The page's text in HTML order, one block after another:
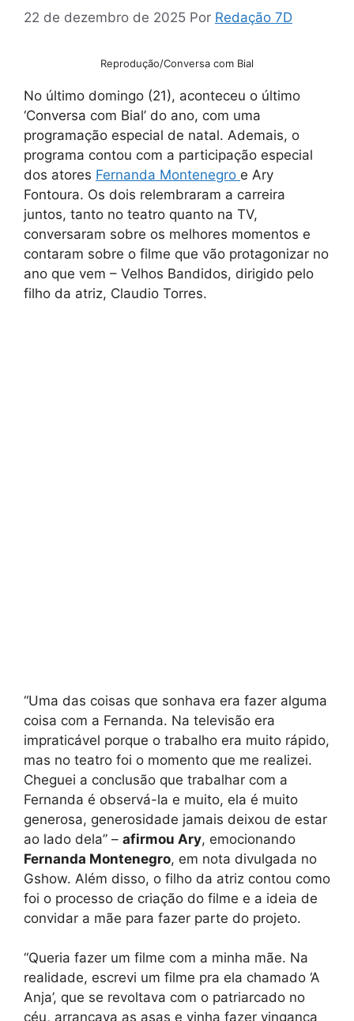
22 de dezembro de 2025 Por Redação 7D
Reprodução/Conversa com Bial
No último domingo (21), aconteceu o último
‘Conversa com Bial’ do ano, com uma
programação especial de natal. Ademais, o
programa contou com a participação especial
dos atores Fernanda Montenegro e Ary
Fontoura. Os dois relembraram a carreira
juntos, tanto no teatro quanto na TV,
conversaram sobre os melhores momentos e
contaram sobre o filme que vão protagonizar no
ano que vem – Velhos Bandidos, dirigido pelo
filho da atriz, Claudio Torres.
“Uma das coisas que sonhava era fazer alguma
coisa com a Fernanda. Na televisão era
impraticável porque o trabalho era muito rápido,
mas no teatro foi o momento que me realizei.
Cheguei a conclusão que trabalhar com a
Fernanda é observá-la e muito, ela é muito
generosa, generosidade jamais deixou de estar
ao lado dela” – afirmou Ary, emocionando
Fernanda Montenegro, em nota divulgada no
Gshow. Além disso, o filho da atriz contou como
foi o processo de criação do filme e a ideia de
convidar a mãe para fazer parte do projeto.
“Queria fazer um filme com a minha mãe. Na
realidade, escrevi um filme pra ela chamado ‘A
Anja’, que se revoltava com o patriarcado no
céu, arrancava as asas e vinha fazer vingança